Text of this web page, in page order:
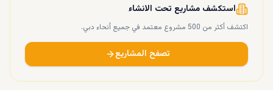
استكشف مشاريع تحت الانشاء
اكتشف أكثر من 500 مشروع معتمد في جميع أنحاء دبي.
تصفح المشاريع